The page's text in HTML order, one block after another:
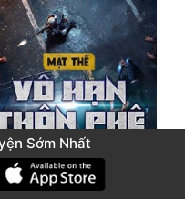
2 năm trước
Thế Vô Hạn Thôn
Sớm Nhất